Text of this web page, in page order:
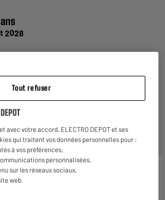
2028
à vie à partir de
foyer achetés chez nous ou ailleurs.
Tout refuser
avec votre accord, ELECTRO DEPOT et ses
qui traitent vos données personnelles pour :
à vos préférences,
personnalisées,
sur les réseaux sociaux,
web.